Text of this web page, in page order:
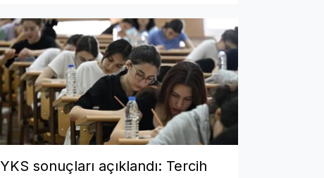
YKS sonuçları açıklandı: Tercih